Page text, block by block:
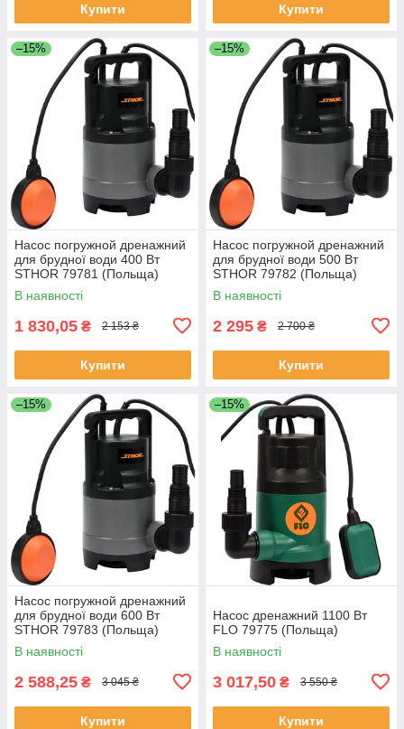
Купити Купити
–15%
Насос погружной дренажний
для брудної води 400 Вт
STHOR 79781 (Польща)
В наявності
1 830,05 ₴ 2 153 ₴
Купити
–15%
Насос погружной дренажний
для брудної води 500 Вт
STHOR 79782 (Польща)
В наявності
2 295 ₴ 2 700 ₴
Купити
–15%
Насос погружной дренажний
для брудної води 600 Вт
STHOR 79783 (Польща)
В наявності
2 588,25 ₴ 3 045 ₴
Купити
–15%
Насос дренажний 1100 Вт
FLO 79775 (Польща)
В наявності
3 017,50 ₴ 3 550 ₴
Купити